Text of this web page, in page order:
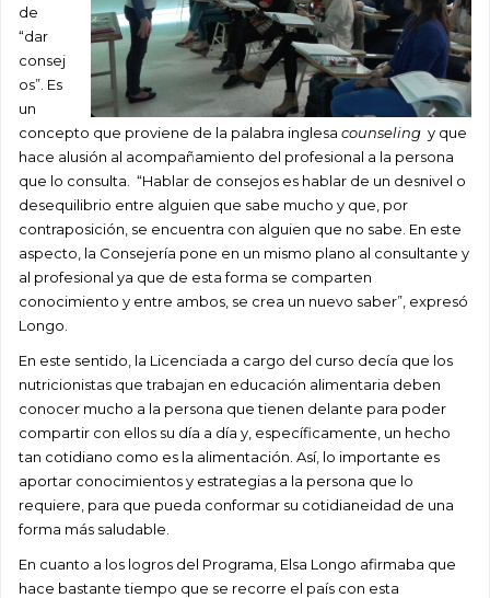
de
“dar
consej
os”. Es
un
concepto que proviene de la palabra inglesa counseling y que
hace alusión al acompañamiento del profesional a la persona
que lo consulta. “Hablar de consejos es hablar de un desnivel o
desequilibrio entre alguien que sabe mucho y que, por
contraposición, se encuentra con alguien que no sabe. En este
aspecto, la Consejería pone en un mismo plano al consultante y
al profesional ya que de esta forma se comparten
conocimiento y entre ambos, se crea un nuevo saber”, expresó
Longo.
En este sentido, la Licenciada a cargo del curso decía que los
nutricionistas que trabajan en educación alimentaria deben
conocer mucho a la persona que tienen delante para poder
compartir con ellos su día a día y, específicamente, un hecho
tan cotidiano como es la alimentación. Así, lo importante es
aportar conocimientos y estrategias a la persona que lo
requiere, para que pueda conformar su cotidianeidad de una
forma más saludable.
En cuanto a los logros del Programa, Elsa Longo afirmaba que
hace bastante tiempo que se recorre el país con esta